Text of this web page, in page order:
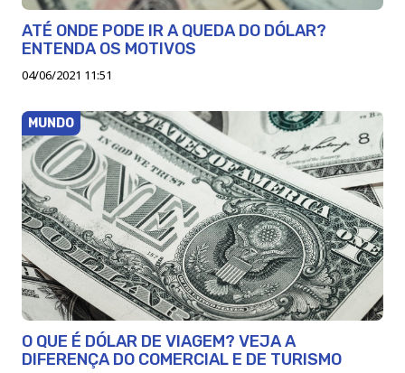
ATÉ ONDE PODE IR A QUEDA DO DÓLAR?
ENTENDA OS MOTIVOS
04/06/2021 11:51
MUNDO
O QUE É DÓLAR DE VIAGEM? VEJA A
DIFERENÇA DO COMERCIAL E DE TURISMO